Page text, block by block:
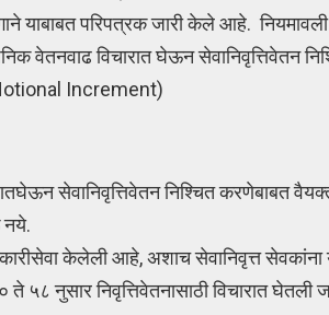
याबाबत परिपत्रक जारी केले आहे.
वेतनवाढ विचारात घेऊन सेवानिवृत्तिवेतन
Increment)
सेवानिवृत्तिवेतन निश्चित करणेबाबत
नये.
केलेली आहे, अशाच सेवानिवृत्त सेवकांना
५८ नुसार निवृत्तिवेतनासाठी विचारात घेतली